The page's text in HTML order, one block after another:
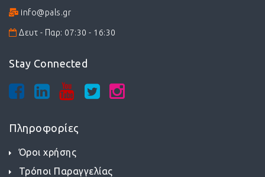
info@pals.gr
Δευτ - Παρ: 07:30 - 16:30
Stay Connected
Πληροφορίες
Όροι χρήσης
Τρόποι Παραγγελίας